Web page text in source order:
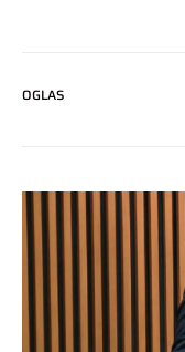
OGLAS